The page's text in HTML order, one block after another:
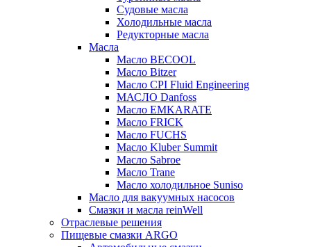
Судовые масла
Холодильные масла
Редукторные масла
Масла
Масло BECOOL
Масло Bitzer
Масло CPI Fluid Engineering
МАСЛО Danfoss
Масло EMKARATE
Масло FRICK
Масло FUCHS
Масло Kluber Summit
Масло Sabroe
Масло Trane
Масло холодильное Suniso
Масло для вакуумных насосов
Смазки и масла reinWell
Отраслевые решения
Пищевые смазки ARGO